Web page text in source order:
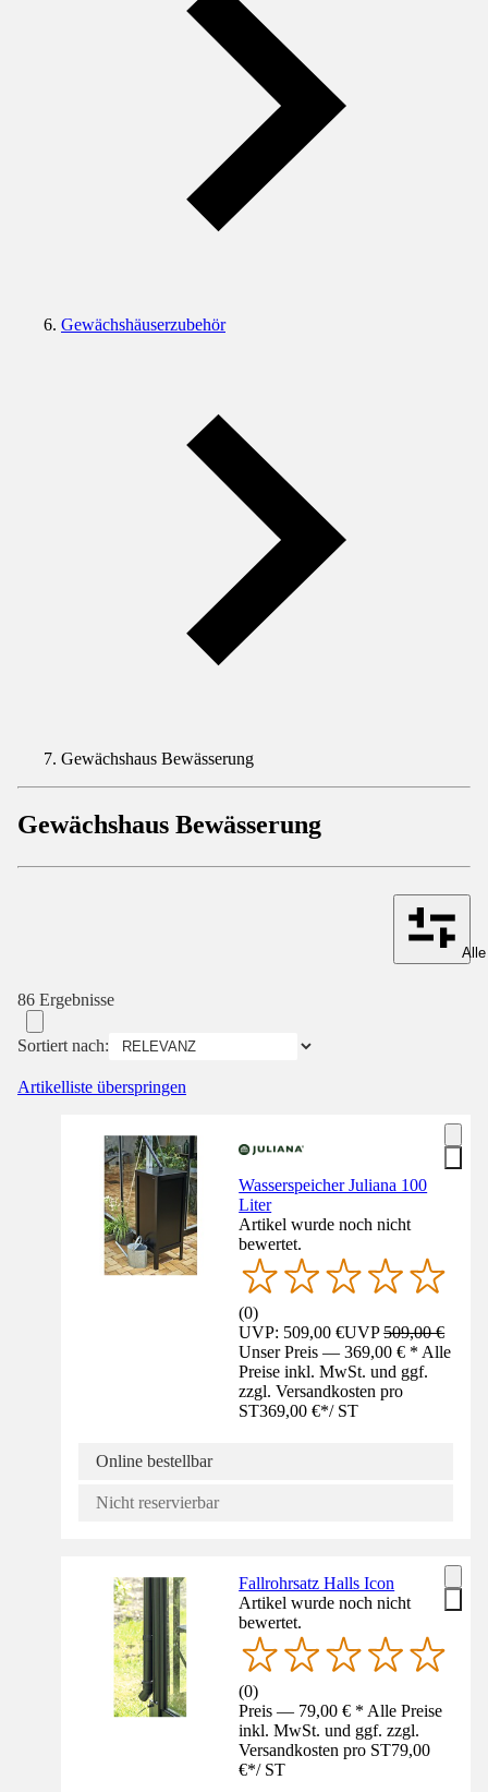
Gewächshäuserzubehör
Gewächshaus Bewässerung
Gewächshaus Bewässerung
86 Ergebnisse
Sortiert nach:
Artikelliste überspringen
Wasserspeicher Juliana 100
Liter
Artikel wurde noch nicht
bewertet.
(0)
UVP: 509,00 €UVP509,00 €
Unser Preis — 369,00 € * Alle
Preise inkl. MwSt. und ggf.
zzgl. Versandkosten pro
ST369,00 €*/ ST
Online bestellbar
Nicht reservierbar
Fallrohrsatz Halls Icon
Artikel wurde noch nicht
bewertet.
(0)
Preis — 79,00 € * Alle Preise
inkl. MwSt. und ggf. zzgl.
Versandkosten pro ST79,00
€*/ ST